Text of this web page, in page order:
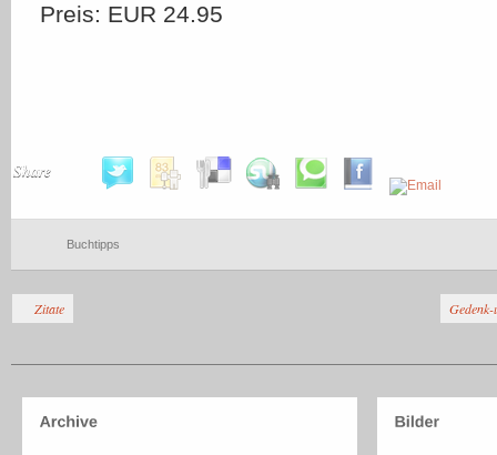
Preis: EUR 24.95
Share
Buchtipps
Zitate